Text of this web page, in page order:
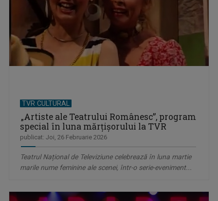
TVR CULTURAL
„Artiste ale Teatrului Românesc”, program
special în luna mărțișorului la TVR
publicat: Joi, 26 Februarie 2026
Teatrul Național de Televiziune celebrează în luna martie
marile nume feminine ale scenei, într-o serie-eveniment...